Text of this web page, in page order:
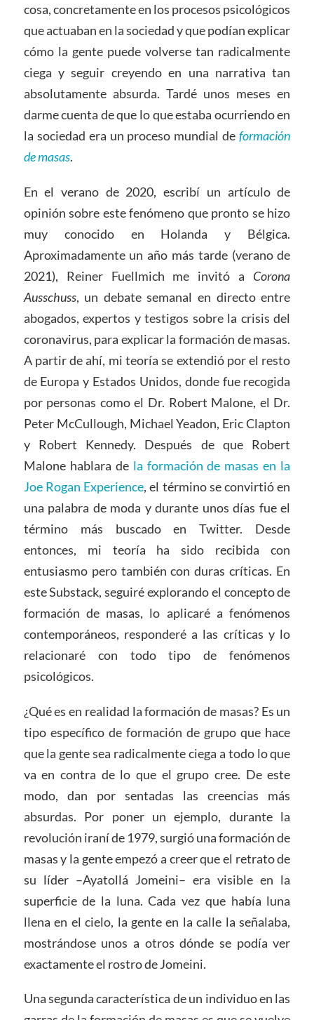
cosa, concretamente en los procesos psicológicos
que actuaban en la sociedad y que podían explicar
cómo la gente puede volverse tan radicalmente
ciega y seguir creyendo en una narrativa tan
absolutamente absurda. Tardé unos meses en
darme cuenta de que lo que estaba ocurriendo en
la sociedad era un proceso mundial deformación
de masas.
En el verano de 2020, escribí un artículo de
opinión sobre este fenómeno que pronto se hizo
muy conocido en Holanda y Bélgica.
Aproximadamente un año más tarde (verano de
2021), Reiner Fuellmich me invitó a Corona
Ausschuss, un debate semanal en directo entre
abogados, expertos y testigos sobre la crisis del
coronavirus, para explicar la formación de masas.
A partir de ahí, mi teoría se extendió por el resto
de Europa y Estados Unidos, donde fue recogida
por personas como el Dr. Robert Malone, el Dr.
Peter McCullough, Michael Yeadon, Eric Clapton
y Robert Kennedy. Después de que Robert
Malone hablara de la formación de masas en la
Joe Rogan Experience, el término se convirtió en
una palabra de moda y durante unos días fue el
término más buscado en Twitter. Desde
entonces, mi teoría ha sido recibida con
entusiasmo pero también con duras críticas. En
este Substack, seguiré explorando el concepto de
formación de masas, lo aplicaré a fenómenos
contemporáneos, responderé a las críticas y lo
relacionaré con todo tipo de fenómenos
psicológicos.
¿Qué es en realidad la formación de masas? Es un
tipo específico de formación de grupo que hace
que la gente sea radicalmente ciega a todo lo que
va en contra de lo que el grupo cree. De este
modo, dan por sentadas las creencias más
absurdas. Por poner un ejemplo, durante la
revolución iraní de 1979, surgió una formación de
masas y la gente empezó a creer que el retrato de
su líder –Ayatollá Jomeini– era visible en la
superficie de la luna. Cada vez que había luna
llena en el cielo, la gente en la calle la señalaba,
mostrándose unos a otros dónde se podía ver
exactamente el rostro de Jomeini.
Una segunda característica de un individuo en las